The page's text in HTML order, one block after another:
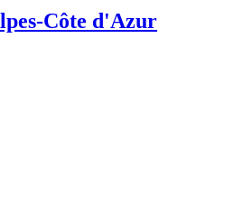
Côte d'Azur